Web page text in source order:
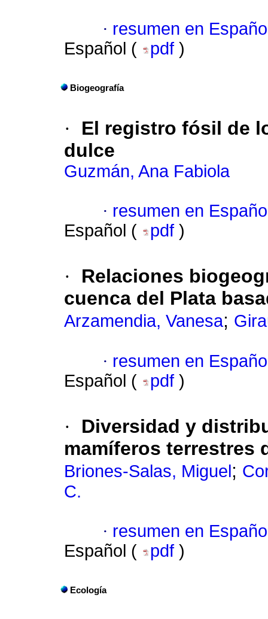
· resumen en
Español (
pdf )
Biogeografía
·
El registro fósil de
dulce
Guzmán, Ana Fabiola
· resumen en
Español (
pdf )
·
Relaciones
cuenca del Plata
Arzamendia, Vanesa;
· resumen en
Español (
pdf )
·
Diversidad y
mamíferos terrestres
Briones-Salas, Miguel ;
C.
· resumen en
Español (
pdf )
Ecología